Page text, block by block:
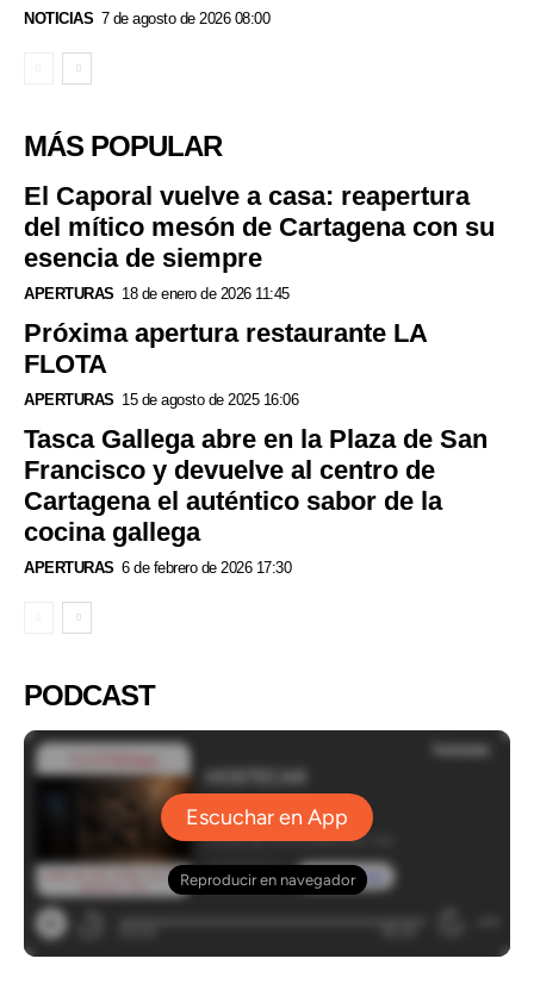
NOTICIAS 7 de agosto de 2026 08:00
MÁS POPULAR
El Caporal vuelve a casa: reapertura
del mítico mesón de Cartagena con su
esencia de siempre
APERTURAS 18 de enero de 2026 11:45
Próxima apertura restaurante LA
FLOTA
APERTURAS 15 de agosto de 2025 16:06
Tasca Gallega abre en la Plaza de San
Francisco y devuelve al centro de
Cartagena el auténtico sabor de la
cocina gallega
APERTURAS 6 de febrero de 2026 17:30
PODCAST